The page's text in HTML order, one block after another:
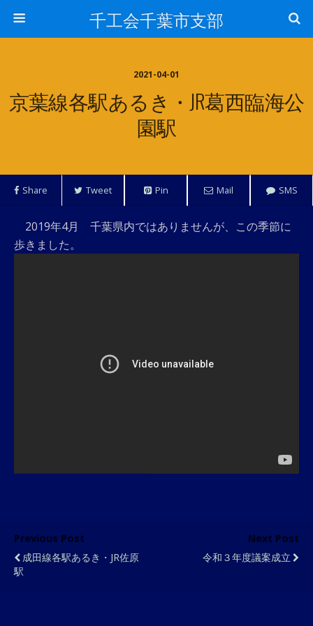
千工会千葉市支部
2021-04-01
京葉線各駅あるき・JR葛西臨海公
園駅
Share Tweet Pin Mail SMS
2019年4月 千葉県内ではありませんが、この季節に
歩きました。
Previous Post
成田線各駅あるき・JR佐原
駅
Next Post
令和３年度議案成立